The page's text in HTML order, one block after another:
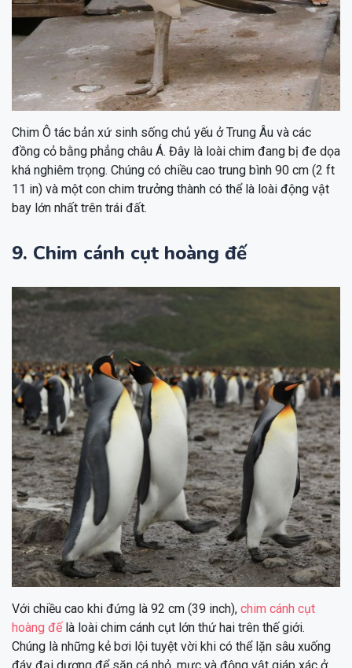
Chim Ô tác bản xứ sinh sống chủ yếu ở Trung Âu và các
đồng cỏ bằng phẳng châu Á. Đây là loài chim đang bị đe dọa
khá nghiêm trọng. Chúng có chiều cao trung bình 90 cm (2 ft
11 in) và một con chim trưởng thành có thể là loài động vật
bay lớn nhất trên trái đất.
9. Chim cánh cụt hoàng đế
Với chiều cao khi đứng là 92 cm (39 inch), chim cánh cụt
hoàng đếlà loài chim cánh cụt lớn thứ hai trên thế giới.
Chúng là những kẻ bơi lội tuyệt vời khi có thể lặn sâu xuống